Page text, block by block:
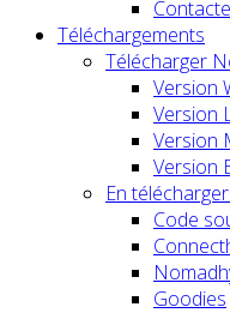
Téléchargements
Télécharger
Version
Version
Version
Version
En
Code
Goodies